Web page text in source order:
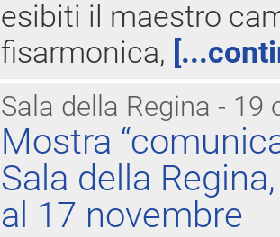
esibiti il maestro
fisarmonica,
Sala della Regina - 19
Mostra
Sala della
al 17 novembre